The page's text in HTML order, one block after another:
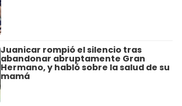
Juanicar rompió el silencio tras
abandonar abruptamente Gran
Hermano, y habló sobre la salud de su
mamá